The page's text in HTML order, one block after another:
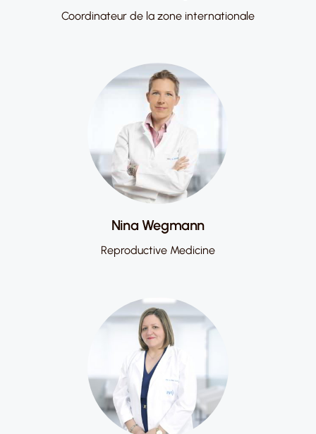
Coordinateur de la zone internationale
Nina Wegmann
Reproductive Medicine